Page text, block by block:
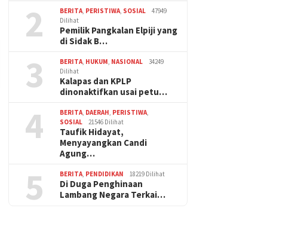
2 BERITA, PERISTIWA, SOSIAL
47949
Dilihat
Pemilik Pangkalan Elpiji yang
di Sidak B…
3 BERITA, HUKUM, NASIONAL
34249
Dilihat
Kalapas dan KPLP
dinonaktifkan usai petu…
4 BERITA, DAERAH, PERISTIWA,
SOSIAL
21546 Dilihat
Taufik Hidayat,
Menyayangkan Candi
Agung…
5 BERITA, PENDIDIKAN 18219 Dilihat
Di Duga Penghinaan
Lambang Negara Terkai…